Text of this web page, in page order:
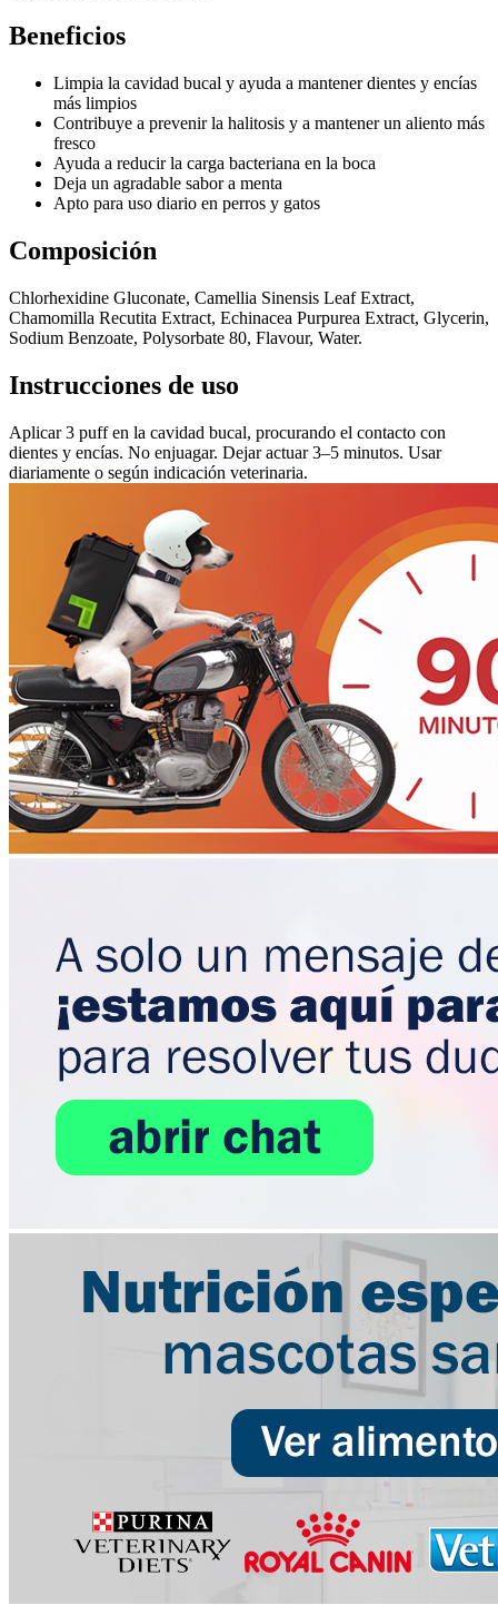
Beneficios
Limpia la cavidad bucal y ayuda a mantener dientes y encías
más limpios
Contribuye a prevenir la halitosis y a mantener un aliento más
fresco
Ayuda a reducir la carga bacteriana en la boca
Deja un agradable sabor a menta
Apto para uso diario en perros y gatos
Composición
Chlorhexidine Gluconate, Camellia Sinensis Leaf Extract,
Chamomilla Recutita Extract, Echinacea Purpurea Extract, Glycerin,
Sodium Benzoate, Polysorbate 80, Flavour, Water.
Instrucciones de uso
Aplicar 3 puff en la cavidad bucal, procurando el contacto con
dientes y encías. No enjuagar. Dejar actuar 3–5 minutos. Usar
diariamente o según indicación veterinaria.